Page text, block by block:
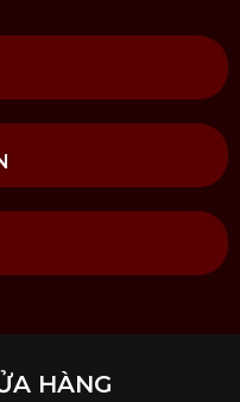
HÀNG